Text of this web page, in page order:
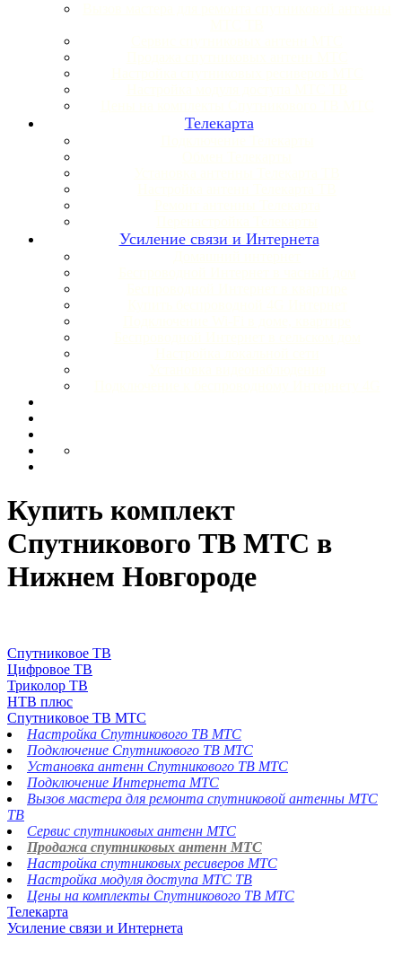
Телекарта
Усиление связи и Интернета
Купить комплект
Спутникового ТВ МТС в
Нижнем Новгороде
Спутниковое ТВ
Цифровое ТВ
Триколор ТВ
НТВ плюс
Спутниковое ТВ МТС
Настройка Спутникового ТВ МТС
Подключение Спутникового ТВ МТС
Установка антенн Спутникового ТВ МТС
Подключение Интернета МТС
Вызов мастера для ремонта спутниковой антенны МТС
ТВ
Сервис спутниковых антенн МТС
Продажа спутниковых антенн МТС
Настройка спутниковых ресиверов МТС
Настройка модуля доступа МТС ТВ
Цены на комплекты Спутникового ТВ МТС
Телекарта
Усиление связи и Интернета